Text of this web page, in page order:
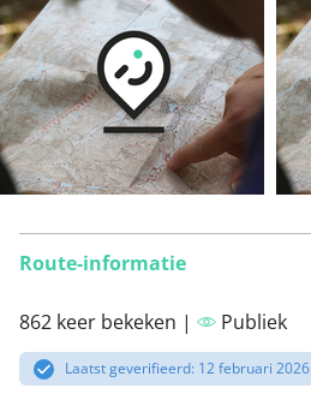
Route-informatie
862 keer bekeken | Publiek
Laatst geverifieerd: 12 februari 2026